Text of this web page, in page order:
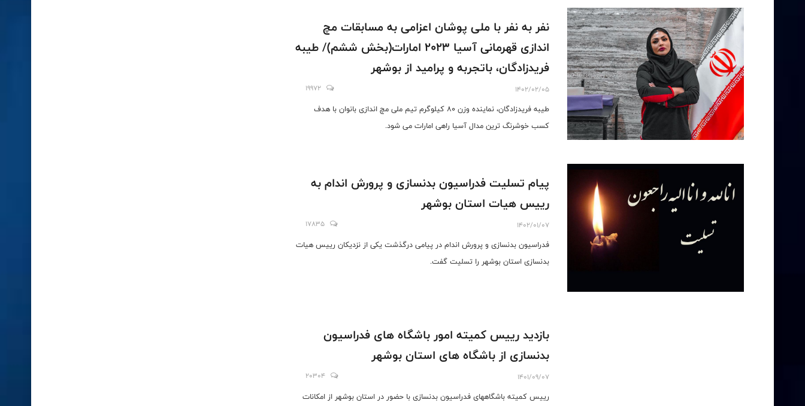
نفر به نفر با ملی پوشان اعزامی به مسابقات مچ
اندازی قهرمانی آسیا 2023 امارات(بخش ششم)/ طیبه
فریدزادگان، باتجربه و پرامید از بوشهر
1402/02/05
19972
طیبه فریدزادگان، نماینده وزن 80 کیلوگرم تیم ملی مچ اندازی بانوان با هدف
کسب خوشرنگ ترین مدال آسیا راهی امارات می شود.
پیام تسلیت فدراسیون بدنسازی و پرورش اندام به
رییس هیات استان بوشهر
1402/01/07
17835
فدراسیون بدنسازی و پرورش اندام در پیامی درگذشت یکی از نزدیکان رییس هیات
بدنسازی استان بوشهر را تسلیت گفت.
بازدید رییس کمیته امور باشگاه های فدراسیون
بدنسازی از باشگاه های استان بوشهر
1401/09/07
20304
رییس کمیته باشگاههای فدراسیون بدنسازی با حضور در استان بوشهر از امکانات